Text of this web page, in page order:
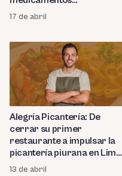
veterinarios a 40 países
17 de abril
Alegría Picantería: De
cerrar su primer
restaurante a impulsar la
picantería piurana en Lima
con su nuevo local
13 de abril